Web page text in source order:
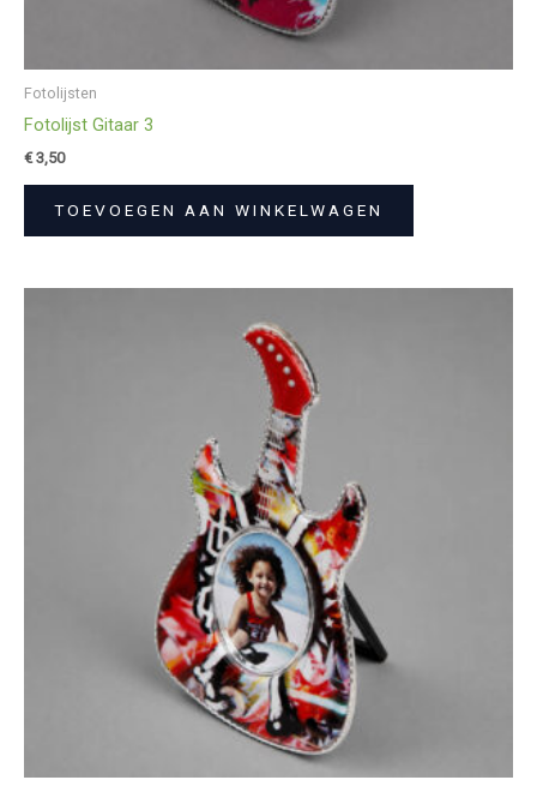
Fotolijsten
Fotolijst Gitaar 3
€3,50
TOEVOEGEN AAN WINKELWAGEN